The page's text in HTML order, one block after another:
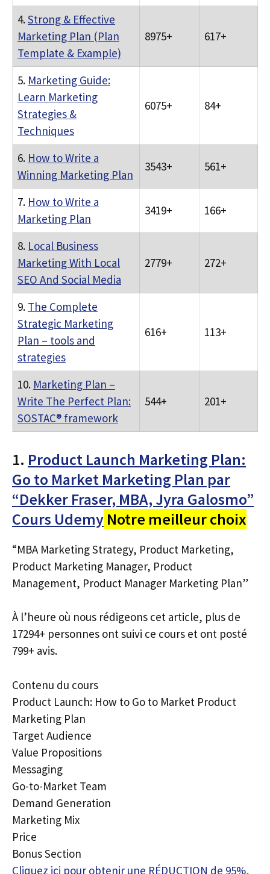
4.Strong & Effective
Marketing Plan (Plan
Template & Example)
8975+ 617+
5. Marketing Guide:
Learn Marketing
Strategies &
Techniques
6075+ 84+
6. How to Write a
Winning Marketing Plan
3543+ 561+
7. How to Write a
Marketing Plan
3419+ 166+
8. Local Business
Marketing With Local
SEO And Social Media
2779+ 272+
9. The Complete
Strategic Marketing
Plan – tools and
strategies
616+ 113+
10. Marketing Plan –
Write The Perfect Plan:
SOSTAC® framework
544+ 201+
1. Product Launch Marketing Plan:
Go to Market Marketing Plan par
“Dekker Fraser, MBA, Jyra Galosmo”
Cours Udemy Notre meilleur choix
“MBA Marketing Strategy, Product Marketing,
Product Marketing Manager, Product
Management, Product Manager Marketing Plan”
À l’heure où nous rédigeons cet article, plus de
17294+ personnes ont suivi ce cours et ont posté
799+ avis.
Contenu du cours
Product Launch: How to Go to Market Product
Marketing Plan
Target Audience
Value Propositions
Messaging
Go-to-Market Team
Demand Generation
Marketing Mix
Price
Bonus Section
Cliquez ici pour obtenir une RÉDUCTION de 95%,